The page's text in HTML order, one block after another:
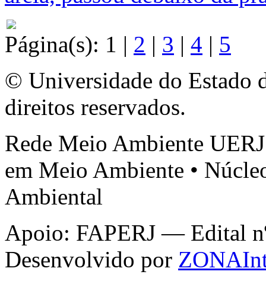
Página(s): 1 | 2 | 3 | 4 | 5
© Universidade do Estado
direitos reservados.
Rede Meio Ambiente
em Meio Ambiente •
Ambiental
Apoio: FAPERJ — Edital
Desenvolvido por